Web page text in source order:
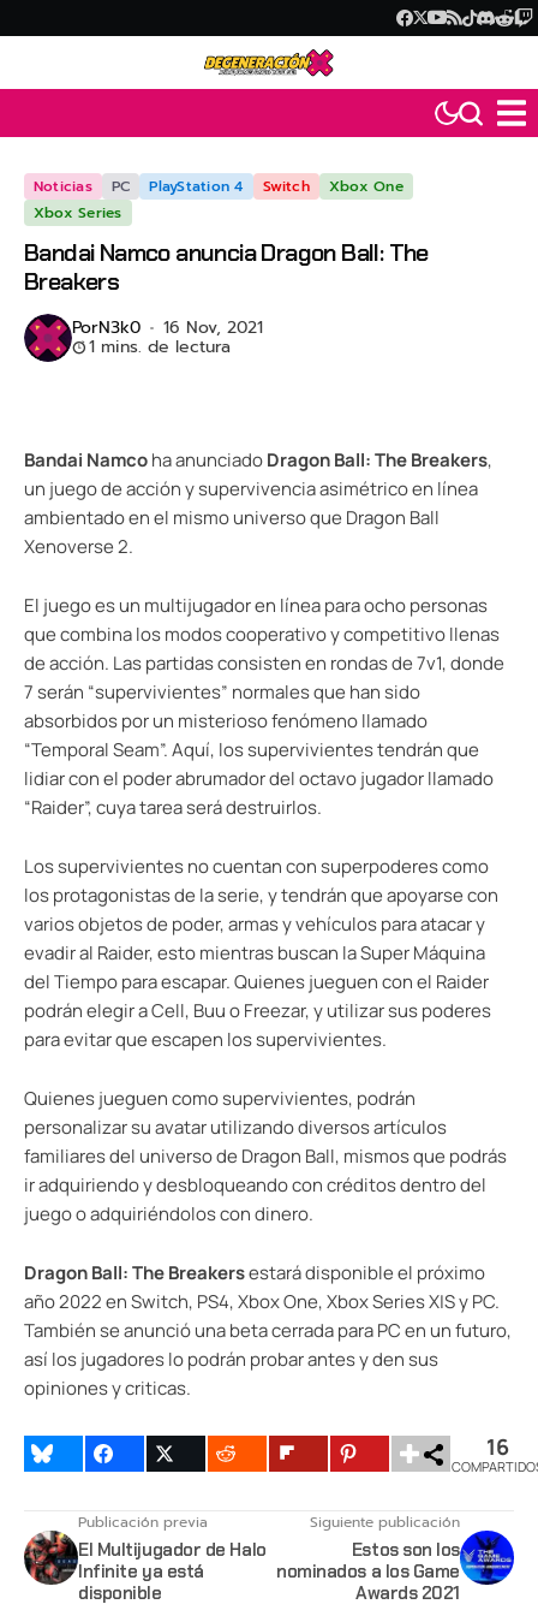
Noticias PC PlayStation 4 Switch
Xbox One
Xbox Series
Bandai Namco anuncia Dragon Ball: The
Breakers
PorN3k0 16 Nov, 2021
1 mins. de lectura
Bandai Namcoha anunciadoDragon Ball: The Breakers,
un juego de acción y supervivencia asimétrico en línea
ambientado en el mismo universo que Dragon Ball
Xenoverse 2.
El juego es un multijugador en línea para ocho personas
que combina los modos cooperativo y competitivo llenas
de acción. Las partidas consisten en rondas de 7v1, donde
7 serán “supervivientes” normales que han sido
absorbidos por un misterioso fenómeno llamado
“Temporal Seam”. Aquí, los supervivientes tendrán que
lidiar con el poder abrumador del octavo jugador llamado
“Raider”, cuya tarea será destruirlos.
Los supervivientes no cuentan con superpoderes como
los protagonistas de la serie, y tendrán que apoyarse con
varios objetos de poder, armas y vehículos para atacar y
evadir al Raider, esto mientras buscan la Super Máquina
del Tiempo para escapar. Quienes jueguen con el Raider
podrán elegir a Cell, Buu o Freezar, y utilizar sus poderes
para evitar que escapen los supervivientes.
Quienes jueguen como supervivientes, podrán
personalizar su avatar utilizando diversos artículos
familiares del universo de Dragon Ball, mismos que podrás
ir adquiriendo y desbloqueando con créditos dentro del
juego o adquiriéndolos con dinero.
Dragon Ball: The Breakersestará disponible el próximo
año 2022 en Switch, PS4, Xbox One, Xbox Series X|S y PC.
También se anunció una beta cerrada para PC en un futuro,
así los jugadores lo podrán probar antes y den sus
opiniones y criticas.
16
Publicación previa
El Multijugador de Halo
Infinite ya está
disponible
Siguiente publicación
Estos son los
nominados a los Game
Awards 2021